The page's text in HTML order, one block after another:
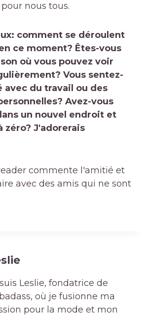
nous tous.
comment se déroulent
ce moment? Êtes-vous
où vous pouvez voir
Vous sentez-
avec du travail ou des
Avez-vous
un nouvel endroit et
zéro? J'adorerais
commente l'amitié et
avec des amis qui ne sont
Leslie, fondatrice de
où je fusionne ma
pour la mode et mon